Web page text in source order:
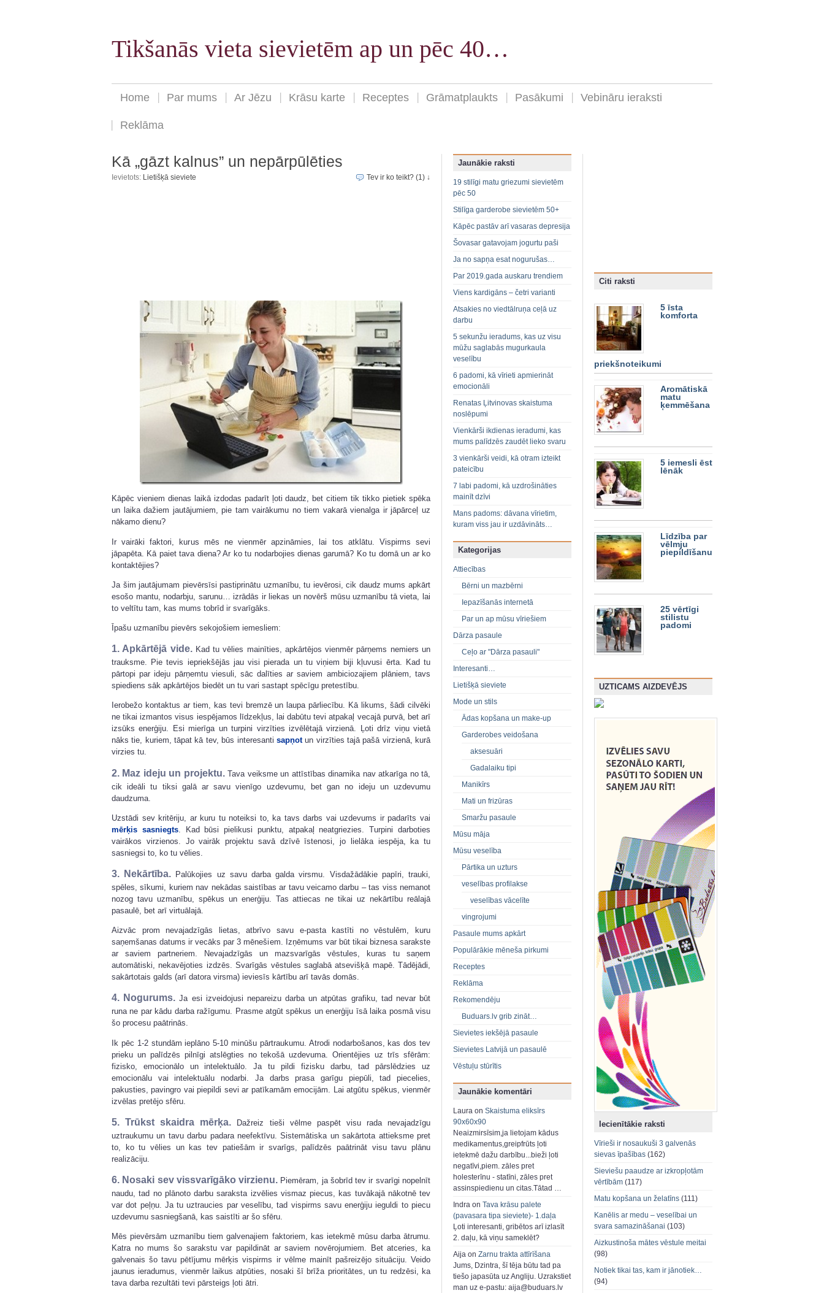
Tikšanās vieta sievietēm ap un pēc 40…
Home Par mums Ar Jēzu Krāsu karte Receptes Grāmatplaukts Pasākumi Vebināru ieraksti
Reklāma
Kā „gāzt kalnus” un nepārpūlēties
Ievietots: Lietišķā sieviete Tev ir ko teikt? (1) ↓
Kāpēc vieniem dienas laikā izdodas padarīt ļoti daudz, bet citiem tik tikko pietiek spēka
un laika dažiem jautājumiem, pie tam vairākumu no tiem vakarā vienalga ir jāpārceļ uz
nākamo dienu?
Ir vairāki faktori, kurus mēs ne vienmēr apzināmies, lai tos atklātu. Vispirms sevi
jāpapēta. Kā paiet tava diena? Ar ko tu nodarbojies dienas garumā? Ko tu domā un ar ko
kontaktējies?
Ja šim jautājumam pievērsīsi pastiprinātu uzmanību, tu ievērosi, cik daudz mums apkārt
esošo mantu, nodarbju, sarunu… izrādās ir liekas un novērš mūsu uzmanību tā vieta, lai
to veltītu tam, kas mums tobrīd ir svarīgāks.
Īpašu uzmanību pievērs sekojošiem iemesliem:
1. Apkārtējā vide.Kad tu vēlies mainīties, apkārtējos vienmēr pārņems nemiers un
trauksme. Pie tevis iepriekšējās jau visi pierada un tu viņiem biji kļuvusi ērta. Kad tu
pārtopi par ideju pārņemtu viesuli, sāc dalīties ar saviem ambiciozajiem plāniem, tavs
spiediens sāk apkārtējos biedēt un tu vari sastapt spēcīgu pretestību.
Ierobežo kontaktus ar tiem, kas tevi bremzē un laupa pārliecību. Kā likums, šādi cilvēki
ne tikai izmantos visus iespējamos līdzekļus, lai dabūtu tevi atpakaļ vecajā purvā, bet arī
izsūks enerģiju. Esi mierīga un turpini virzīties izvēlētajā virzienā. Ļoti drīz viņu vietā
nāks tie, kuriem, tāpat kā tev, būs interesanti sapņotun virzīties tajā pašā virzienā, kurā
virzies tu.
2. Maz ideju un projektu. Tava veiksme un attīstības dinamika nav atkarīga no tā,
cik ideāli tu tiksi galā ar savu vienīgo uzdevumu, bet gan no ideju un uzdevumu
daudzuma.
Uzstādi sev kritēriju, ar kuru tu noteiksi to, ka tavs darbs vai uzdevums ir padarīts vai
mērķis sasniegts. Kad būsi pielikusi punktu, atpakaļ neatgriezies. Turpini darboties
vairākos virzienos. Jo vairāk projektu savā dzīvē īstenosi, jo lielāka iespēja, ka tu
sasniegsi to, ko tu vēlies.
3. Nekārtība. Palūkojies uz savu darba galda virsmu. Visdažādākie papīri, trauki,
spēles, sīkumi, kuriem nav nekādas saistības ar tavu veicamo darbu – tas viss nemanot
nozog tavu uzmanību, spēkus un enerģiju. Tas attiecas ne tikai uz nekārtību reālajā
pasaulē, bet arī virtuālajā.
Aizvāc prom nevajadzīgās lietas, atbrīvo savu e-pasta kastīti no vēstulēm, kuru
saņemšanas datums ir vecāks par 3 mēnešiem. Izņēmums var būt tikai biznesa sarakste
ar saviem partneriem. Nevajadzīgās un mazsvarīgās vēstules, kuras tu saņem
automātiski, nekavējoties izdzēs. Svarīgās vēstules saglabā atsevišķā mapē. Tādējādi,
sakārtotais galds (arī datora virsma) ieviesīs kārtību arī tavās domās.
4. Nogurums. Ja esi izveidojusi nepareizu darba un atpūtas grafiku, tad nevar būt
runa ne par kādu darba ražīgumu. Prasme atgūt spēkus un enerģiju īsā laika posmā visu
šo procesu paātrinās.
Ik pēc 1-2 stundām ieplāno 5-10 minūšu pārtraukumu. Atrodi nodarbošanos, kas dos tev
prieku un palīdzēs pilnīgi atslēgties no tekošā uzdevuma. Orientējies uz trīs sfērām:
fizisko, emocionālo un intelektuālo. Ja tu pildi fizisku darbu, tad pārslēdzies uz
emocionālu vai intelektuālu nodarbi. Ja darbs prasa garīgu piepūli, tad piecelies,
pakusties, pavingro vai piepildi sevi ar patīkamām emocijām. Lai atgūtu spēkus, vienmēr
izvēlas pretējo sfēru.
5. Trūkst skaidra mērķa. Dažreiz tieši vēlme paspēt visu rada nevajadzīgu
uztraukumu un tavu darbu padara neefektīvu. Sistemātiska un sakārtota attieksme pret
to, ko tu vēlies un kas tev patiešām ir svarīgs, palīdzēs paātrināt visu tavu plānu
realizāciju.
6. Nosaki sev vissvarīgāko virzienu. Piemēram, ja šobrīd tev ir svarīgi nopelnīt
naudu, tad no plānoto darbu saraksta izvēlies vismaz piecus, kas tuvākajā nākotnē tev
var dot peļņu. Ja tu uztraucies par veselību, tad vispirms savu enerģiju ieguldi to piecu
uzdevumu sasniegšanā, kas saistīti ar šo sfēru.
Mēs pievērsām uzmanību tiem galvenajiem faktoriem, kas ietekmē mūsu darba ātrumu.
Katra no mums šo sarakstu var papildināt ar saviem novērojumiem. Bet atceries, ka
galvenais šo tavu pētījumu mērķis vispirms ir vēlme mainīt pašreizējo situāciju. Veido
jaunus ieradumus, vienmēr laikus atpūties, nosaki šī brīža prioritātes, un tu redzēsi, ka
tava darba rezultāti tevi pārsteigs ļoti ātri.
Jaunākie raksti
19 stilīgi matu griezumi sievietēm
pēc 50
Stilīga garderobe sievietēm 50+
Kāpēc pastāv arī vasaras depresija
Šovasar gatavojam jogurtu paši
Ja no sapņa esat nogurušas…
Par 2019.gada auskaru trendiem
Viens kardigāns – četri varianti
Atsakies no viedtālruņa ceļā uz
darbu
5 sekunžu ieradums, kas uz visu
mūžu saglabās mugurkaula
veselību
6 padomi, kā vīrieti apmierināt
emocionāli
Renatas Ļitvinovas skaistuma
noslēpumi
Vienkārši ikdienas ieradumi, kas
mums palīdzēs zaudēt lieko svaru
3 vienkārši veidi, kā otram izteikt
pateicību
7 labi padomi, kā uzdrošināties
mainīt dzīvi
Mans padoms: dāvana vīrietim,
kuram viss jau ir uzdāvināts…
Kategorijas
Attiecības
Bērni un mazbērni
Iepazīšanās internetā
Par un ap mūsu vīriešiem
Dārza pasaule
Ceļo ar "Dārza pasauli"
Interesanti…
Lietišķā sieviete
Mode un stils
Ādas kopšana un make-up
Garderobes veidošana
aksesuāri
Gadalaiku tipi
Manikīrs
Mati un frizūras
Smaržu pasaule
Mūsu māja
Mūsu veselība
Pārtika un uzturs
veselības profilakse
veselības vācelīte
vingrojumi
Pasaule mums apkārt
Populārākie mēneša pirkumi
Receptes
Reklāma
Rekomendēju
Buduars.lv grib zināt…
Sievietes iekšējā pasaule
Sievietes Latvijā un pasaulē
Vēstuļu stūrītis
Jaunākie komentāri
Laura on Skaistuma eliksīrs
90x60x90
Neaizmirsīsim,ja lietojam kādus
medikamentus,greipfrūts ļoti
ietekmē dažu darbību...bieži ļoti
negatīvi,piem. zāles pret
holesterīnu - statīni, zāles pret
assinspiedienu un citas.Tātad …
Indra on Tava krāsu palete
(pavasara tipa sieviete)- 1.daļa
Ļoti interesanti, gribētos arī izlasīt
2. daļu, kā viņu sameklēt?
Aija on Zarnu trakta attīrīšana
Jums, Dzintra, šī tēja būtu tad pa
tiešo japasūta uz Angliju. Uzrakstiet
man uz e-pastu: aija@buduars.lv
Citi raksti
5 īsta
komforta
priekšnoteikumi
Aromātiskā
matu
ķemmēšana
5 iemesli ēst
lēnāk
Līdzība par
vēlmju
piepildīšanu
25 vērtīgi
stilistu
padomi
UZTICAMS AIZDEVĒJS
Iecienītākie raksti
Vīrieši ir nosaukuši 3 galvenās
sievas īpašības (162)
Sieviešu paaudze ar izkropļotām
vērtībām (117)
Matu kopšana un želatīns (111)
Kanēlis ar medu – veselībai un
svara samazināšanai (103)
Aizkustinoša mātes vēstule meitai
(98)
Notiek tikai tas, kam ir jānotiek…
(94)